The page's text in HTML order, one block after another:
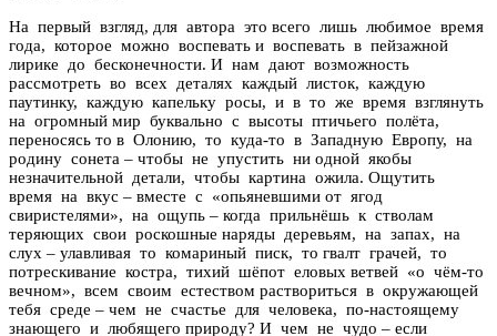
На первый взгляд, для автора это всего лишь любимое время
года, которое можно воспевать и воспевать в пейзажной
лирике до бесконечности. И нам дают возможность
рассмотреть во всех деталях каждый листок, каждую
паутинку, каждую капельку росы, и в то же время взглянуть
на огромный мир буквально с высоты птичьего полёта,
переносясь то в Олонию, то куда-то в Западную Европу, на
родину сонета – чтобы не упустить ни одной якобы
незначительной детали, чтобы картина ожила. Ощутить
время на вкус – вместе с «опьяневшими от ягод
свиристелями», на ощупь – когда прильнёшь к стволам
теряющих свои роскошные наряды деревьям, на запах, на
слух – улавливая то комариный писк, то гвалт грачей, то
потрескивание костра, тихий шёпот еловых ветвей «о чём-то
вечном», всем своим естеством раствориться в окружающей
тебя среде – чем не счастье для человека, по-настоящему
знающего и любящего природу? И чем не чудо – если